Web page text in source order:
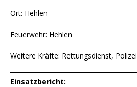
Ort: Hehlen
Feuerwehr: Hehlen
Weitere Kräfte: Rettungsdienst, Polizei
Einsatzbericht: